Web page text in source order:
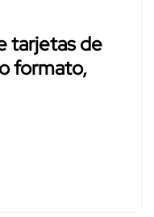
tarjetas de
formato,